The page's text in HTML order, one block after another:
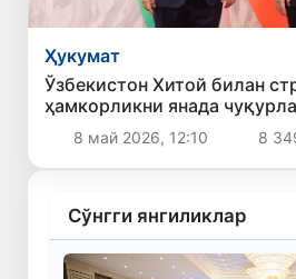
Ҳукумат
Ўзбекистон Хитой билан
ҳамкорликни янада
манфаатдорлигини
8 май 2026, 12:10 8
Сўнгги янгиликлар